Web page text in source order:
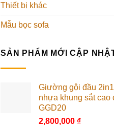
Thiết bị khác
Mẫu bọc sofa
SẢN PHẨM MỚI CẬP
Giường gội đầu
nhựa khung sắt cao
GGD20
2,800,000 ₫